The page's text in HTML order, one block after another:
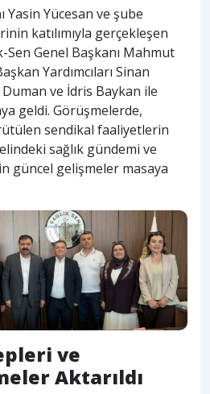
Yasin Yücesan ve şube
katılımıyla gerçekleşen
Sen Genel Başkanı Mahmut
Yardımcıları Sinan
ve İdris Baykan ile
geldi. Görüşmelerde,
sendikal faaliyetlerin
sağlık gündemi ve
güncel gelişmeler masaya
ve
Aktarıldı